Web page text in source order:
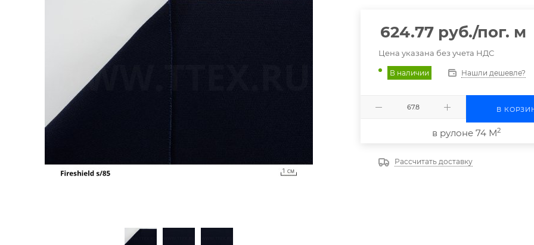
624.77 руб./пог. м
Цена указана без учета НДС
В наличии Нашли дешевле?
В
в рулоне 74 М2
Рассчитать доставку